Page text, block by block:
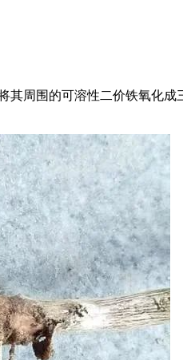
周围的可溶性二价铁氧化成